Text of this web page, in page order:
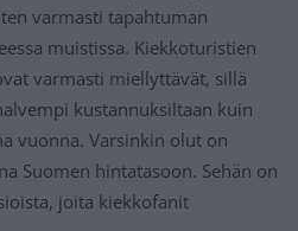
varmasti tapahtuman
muistissa. Kiekkoturistien
varmasti miellyttävät, sillä
kustannuksiltaan kuin
vuonna. Varsinkin olut on
Suomen hintatasoon. Sehän on
joita kiekkofanit